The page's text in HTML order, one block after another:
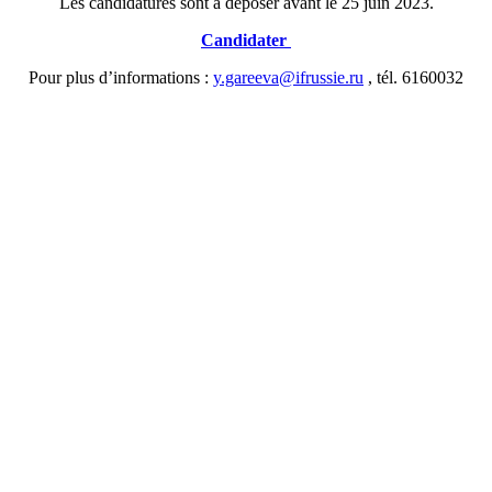
Candidater
Pour plus d’informations : y.gareeva@ifrussie.ru , tél. 6160032